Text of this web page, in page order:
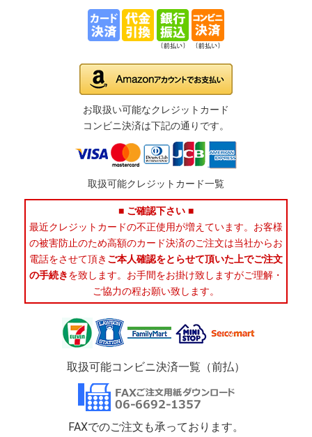
お取扱い可能なクレジットカード
コンビニ決済は下記の通りです。
取扱可能クレジットカード一覧
■ ご確認下さい ■
最近クレジットカードの不正使用が増えています。お客様
の被害防止のため高額のカード決済のご注文は当社からお
電話をさせて頂き ご本人確認をとらせて頂いた上でご注文
の手続きを致します。お手間をお掛け致しますがご理解・
ご協力の程お願い致します。
取扱可能コンビニ決済一覧（前払）
FAXでのご注文も承っております。